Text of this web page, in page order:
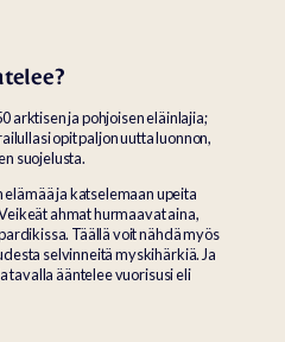
arktisen ja pohjoisen eläinlajia;
opit paljon uutta luonnon,
suojelusta.
ja katselemaan upeita
ahmat hurmaavat aina,
Täällä voit nähdä myös
selvinneitä myskihärkiä. Ja
tavalla ääntelee vuorisusi eli